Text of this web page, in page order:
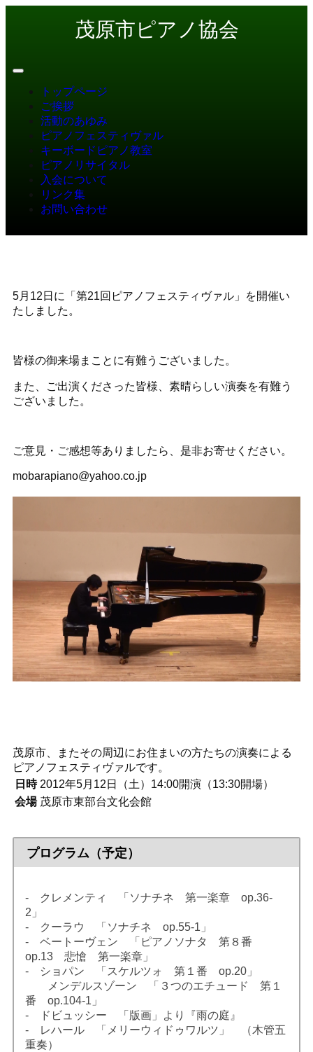
茂原市ピアノ協会
トップページ
ご挨拶
活動のあゆみ
ピアノフェスティヴァル
キーボードピアノ教室
ピアノリサイタル
入会について
リンク集
お問い合わせ
5月12日に「第21回ピアノフェスティヴァル」を開催い
たしました。
皆様の御来場まことに有難うございました。
また、ご出演くださった皆様、素晴らしい演奏を有難う
ございました。
ご意見・ご感想等ありましたら、是非お寄せください。
mobarapiano@yahoo.co.jp
茂原市、またその周辺にお住まいの方たちの演奏による
ピアノフェスティヴァルです。
日時 2012年5月12日（土）14:00開演（13:30開場）
会場 茂原市東部台文化会館
プログラム（予定）
- クレメンティ 「ソナチネ 第一楽章 op.36-
2」
- クーラウ 「ソナチネ op.55-1」
- ベートーヴェン 「ピアノソナタ 第８番
op.13 悲愴 第一楽章」
- ショパン 「スケルツォ 第１番 op.20」
メンデルスゾーン 「３つのエチュード 第１
番 op.104-1」
- ドビュッシー 「版画」より『雨の庭』
- レハール 「メリーウィドゥワルツ」 （木管五
重奏）